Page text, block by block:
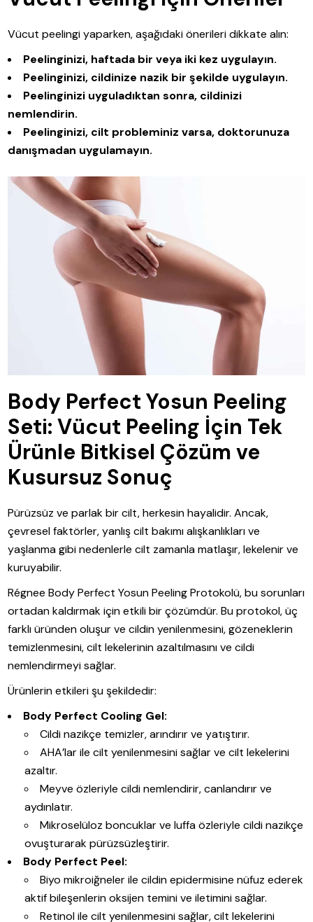
Vücut peelingi yaparken, aşağıdaki önerileri dikkate alın:
Peelinginizi, haftada bir veya iki kez uygulayın.
Peelinginizi, cildinize nazik bir şekilde uygulayın.
Peelinginizi uyguladıktan sonra, cildinizi
nemlendirin.
Peelinginizi, cilt probleminiz varsa, doktorunuza
danışmadan uygulamayın.
Body Perfect Yosun Peeling
Seti: Vücut Peeling İçin Tek
Ürünle Bitkisel Çözüm ve
Kusursuz Sonuç
Pürüzsüz ve parlak bir cilt, herkesin hayalidir. Ancak,
çevresel faktörler, yanlış cilt bakımı alışkanlıkları ve
yaşlanma gibi nedenlerle cilt zamanla matlaşır, lekelenir ve
kuruyabilir.
Régnee Body Perfect Yosun Peeling Protokolü, bu sorunları
ortadan kaldırmak için etkili bir çözümdür. Bu protokol, üç
farklı üründen oluşur ve cildin yenilenmesini, gözeneklerin
temizlenmesini, cilt lekelerinin azaltılmasını ve cildi
nemlendirmeyi sağlar.
Ürünlerin etkileri şu şekildedir:
Body Perfect Cooling Gel:
Cildi nazikçe temizler, arındırır ve yatıştırır.
AHA’lar ile cilt yenilenmesini sağlar ve cilt lekelerini
azaltır.
Meyve özleriyle cildi nemlendirir, canlandırır ve
aydınlatır.
Mikroselüloz boncuklar ve luffa özleriyle cildi nazikçe
ovuşturarak pürüzsüzleştirir.
Body Perfect Peel:
Biyo mikroiğneler ile cildin epidermisine nüfuz ederek
aktif bileşenlerin oksijen temini ve iletimini sağlar.
Retinol ile cilt yenilenmesini sağlar, cilt lekelerini